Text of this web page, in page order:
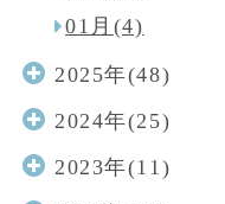
01月(4)
2025年(48)
2024年(25)
2023年(11)